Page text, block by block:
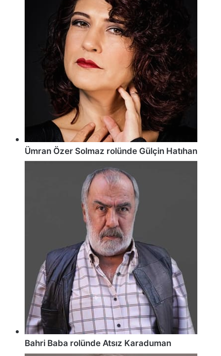
Ümran Özer Solmaz rolünde Gülçin Hatıhan
Bahri Baba rolünde Atsız Karaduman